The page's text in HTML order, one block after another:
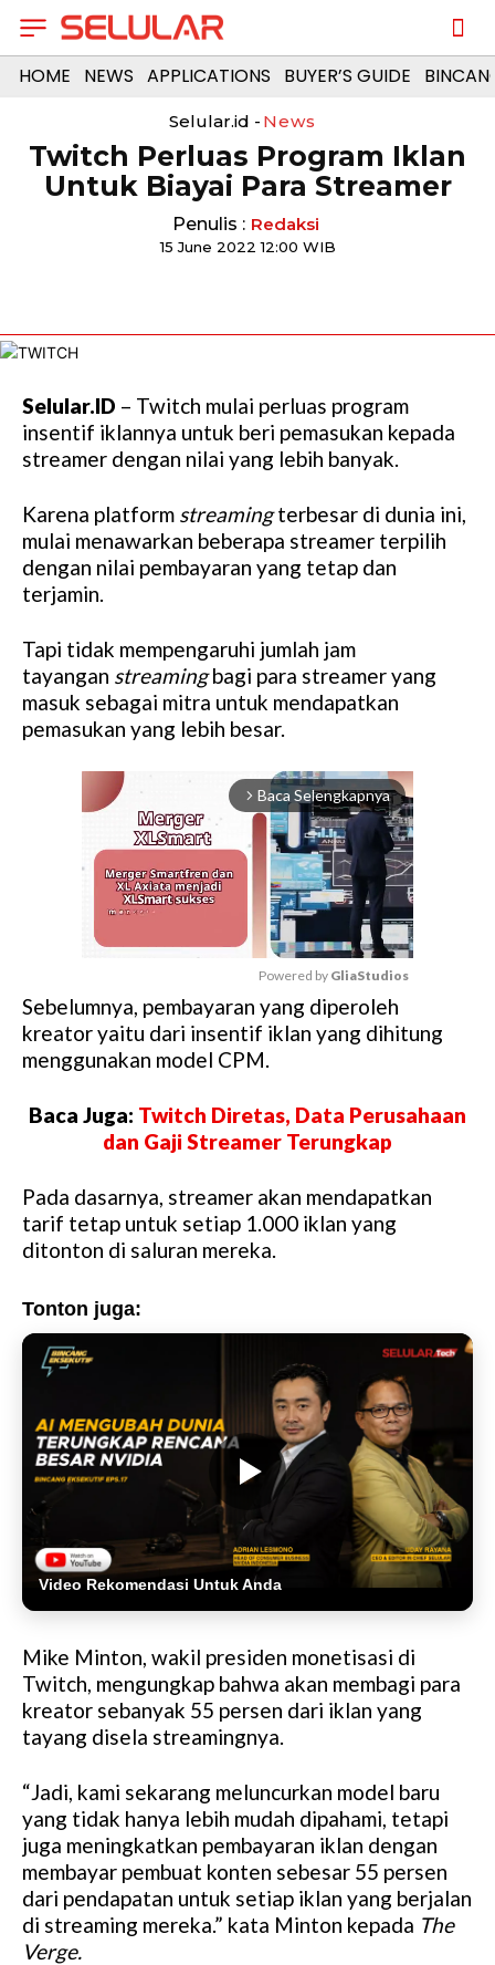
HOME NEWS APPLICATIONS BUYER’S GUIDE
Selular.id - News
Twitch Perluas Program Iklan
Untuk Biayai Para Streamer
Penulis : Redaksi
15 June 2022 12:00 WIB
Selular.ID – Twitch mulai perluas program
insentif iklannya untuk beri pemasukan kepada
streamer dengan nilai yang lebih banyak.
Karena platform streamingterbesar di dunia ini,
mulai menawarkan beberapa streamer terpilih
dengan nilai pembayaran yang tetap dan
terjamin.
Tapi tidak mempengaruhi jumlah jam
tayangan streamingbagi para streamer yang
masuk sebagai mitra untuk mendapatkan
pemasukan yang lebih besar.
arrow_forward_ios Baca Selengkapnya
M
u
Powered by GliaStudios
Sebelumnya, pembayaran yang diperoleh
kreator yaitu dari insentif iklan yang dihitung
menggunakan model CPM.
Baca Juga: Twitch Diretas, Data Perusahaan
dan Gaji Streamer Terungkap
Pada dasarnya, streamer akan mendapatkan
tarif tetap untuk setiap 1.000 iklan yang
ditonton di saluran mereka.
Tonton juga:
Video Rekomendasi Untuk Anda
Mike Minton, wakil presiden monetisasi di
Twitch, mengungkap bahwa akan membagi para
kreator sebanyak 55 persen dari iklan yang
tayang disela streamingnya.
“Jadi, kami sekarang meluncurkan model baru
yang tidak hanya lebih mudah dipahami, tetapi
juga meningkatkan pembayaran iklan dengan
membayar pembuat konten sebesar 55 persen
dari pendapatan untuk setiap iklan yang berjalan
di streaming mereka.” kata Minton kepada The
Verge.